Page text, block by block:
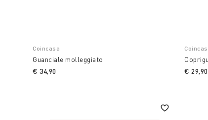
Coincasa
Guanciale molleggiato
€ 34,90
€ 29,90